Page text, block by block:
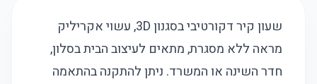
שעון קיר דקורטיבי בסגנון 3D, עשוי אקריליק
מראה ללא מסגרת, מתאים לעיצוב הבית בסלון,
חדר השינה או המשרד. ניתן להתקנה בהתאמה